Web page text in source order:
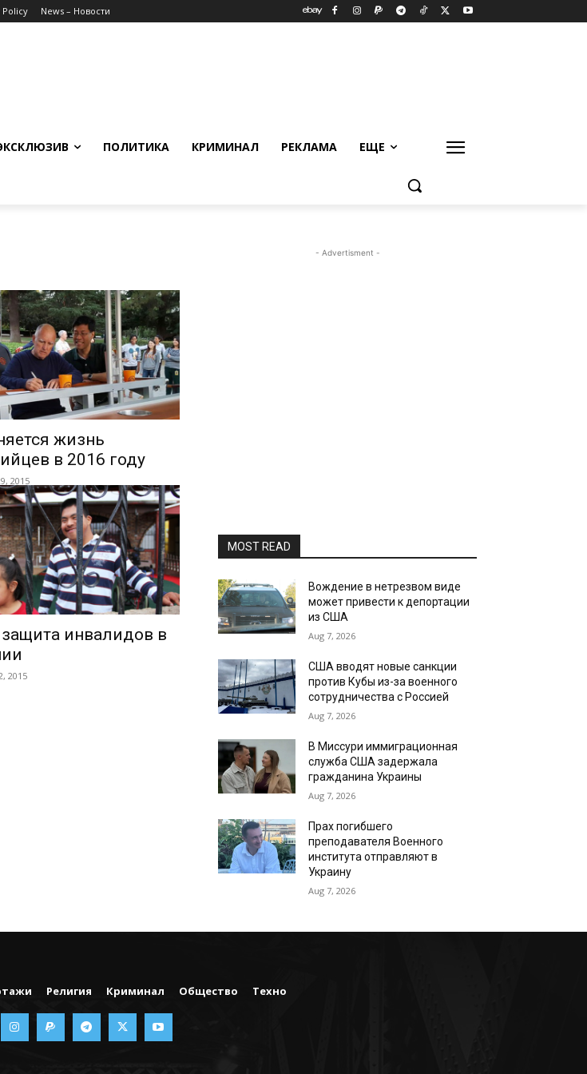
Policy News – Новости
ПОЛИТИКА КРИМИНАЛ РЕКЛАМА ЕЩЕ
жизнь
в 2016 году
2015
инвалидов в
2015
- Advertisment -
MOST READ
Вождение в нетрезвом виде
может привести к депортации
из США
Aug 7, 2026
США вводят новые санкции
против Кубы из-за военного
сотрудничества с Россией
Aug 7, 2026
В Миссури иммиграционная
служба США задержала
гражданина Украины
Aug 7, 2026
Прах погибшего
преподавателя Военного
института отправляют в
Украину
Aug 7, 2026
Религия Криминал Общество Техно